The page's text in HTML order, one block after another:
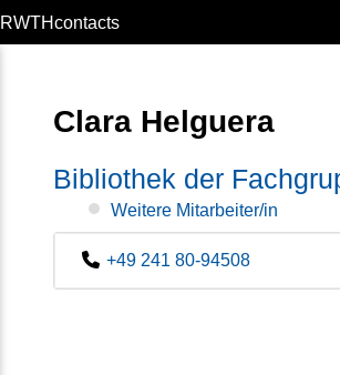
RWTHcontacts
Clara Helguera
Bibliothek der
Weitere Mitarbeiter/in
+49 241 80-94508